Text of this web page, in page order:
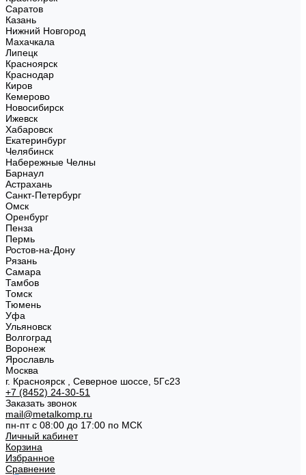
Саратов
Казань
Нижний Новгород
Махачкала
Липецк
Красноярск
Краснодар
Киров
Кемерово
Новосибирск
Ижевск
Хабаровск
Екатеринбург
Челябинск
Набережные Челны
Барнаул
Астрахань
Санкт-Петербург
Омск
Оренбург
Пенза
Пермь
Ростов-на-Дону
Рязань
Самара
Тамбов
Томск
Тюмень
Уфа
Ульяновск
Волгоград
Воронеж
Ярославль
Москва
г. Красноярск , Северное шоссе, 5Гс23
+7 (8452) 24-30-51
Заказать звонок
mail@metalkomp.ru
пн-пт с 08:00 до 17:00 по МСК
Личный кабинет
Корзина
Избранное
Сравнение